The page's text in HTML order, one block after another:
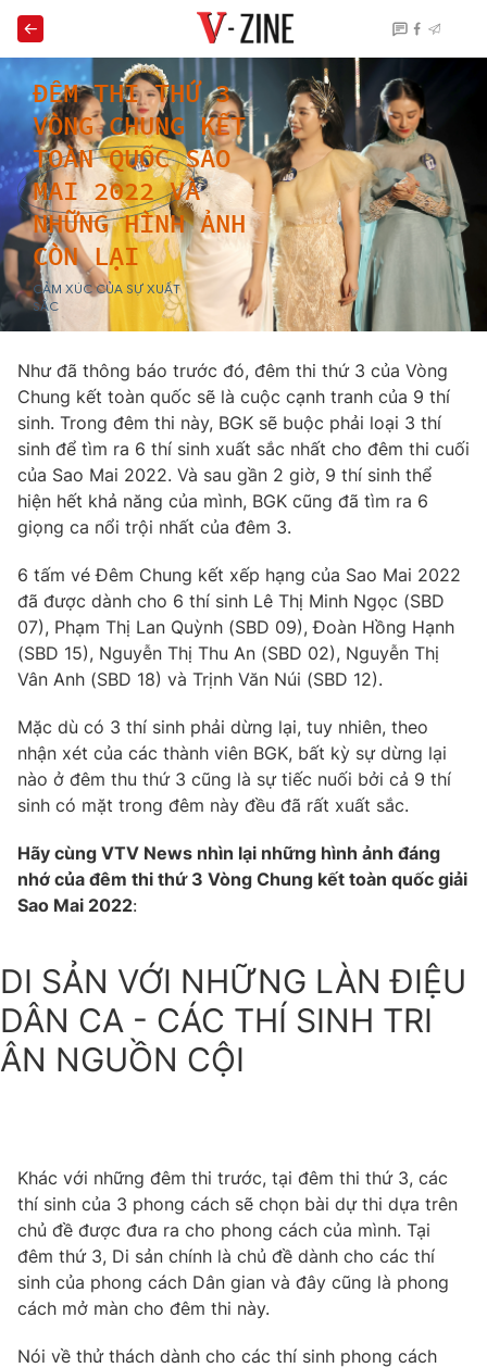
Như đã thông báo trước đó, đêm thi thứ 3 của Vòng
Chung kết toàn quốc sẽ là cuộc cạnh tranh của 9 thí
sinh. Trong đêm thi này, BGK sẽ buộc phải loại 3 thí
sinh để tìm ra 6 thí sinh xuất sắc nhất cho đêm thi cuối
của Sao Mai 2022. Và sau gần 2 giờ, 9 thí sinh thể
hiện hết khả năng của mình, BGK cũng đã tìm ra 6
giọng ca nổi trội nhất của đêm 3.
6 tấm vé Đêm Chung kết xếp hạng của Sao Mai 2022
đã được dành cho 6 thí sinh Lê Thị Minh Ngọc (SBD
07), Phạm Thị Lan Quỳnh (SBD 09), Đoàn Hồng Hạnh
(SBD 15), Nguyễn Thị Thu An (SBD 02), Nguyễn Thị
Vân Anh (SBD 18) và Trịnh Văn Núi (SBD 12).
Mặc dù có 3 thí sinh phải dừng lại, tuy nhiên, theo
nhận xét của các thành viên BGK, bất kỳ sự dừng lại
nào ở đêm thu thứ 3 cũng là sự tiếc nuối bởi cả 9 thí
sinh có mặt trong đêm này đều đã rất xuất sắc.
Hãy cùng VTV News nhìn lại những hình ảnh đáng
nhớ của đêm thi thứ 3 Vòng Chung kết toàn quốc giải
Sao Mai 2022:
DI SẢN VỚI NHỮNG LÀN ĐIỆU
DÂN CA - CÁC THÍ SINH TRI
ÂN NGUỒN CỘI
Khác với những đêm thi trước, tại đêm thi thứ 3, các
thí sinh của 3 phong cách sẽ chọn bài dự thi dựa trên
chủ đề được đưa ra cho phong cách của mình. Tại
đêm thứ 3, Di sản chính là chủ đề dành cho các thí
sinh của phong cách Dân gian và đây cũng là phong
cách mở màn cho đêm thi này.
Nói về thử thách dành cho các thí sinh phong cách